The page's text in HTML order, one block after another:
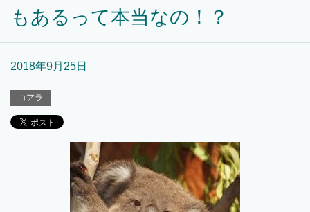
もあるって本当なの！？
2018年9月25日
コアラ